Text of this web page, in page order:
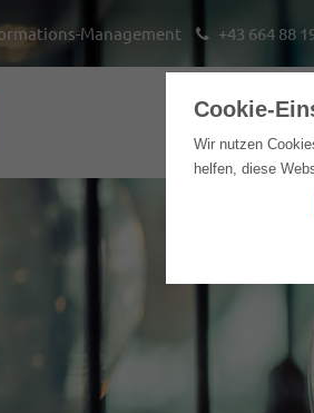
Management +43 664 88
Home
Cookie-
Wir nutzen
helfen, diese